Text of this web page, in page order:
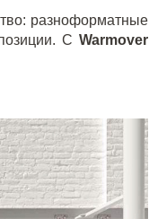
разноформатные
С Warmover